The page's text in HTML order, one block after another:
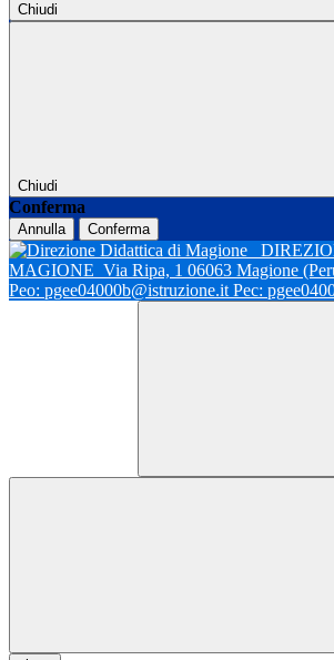
Chiudi
Chiudi
Conferma
Annulla Conferma
MAGIONE Via Ripa, 1 06063 Magione
Peo: pgee04000b@istruzione.it Pec: